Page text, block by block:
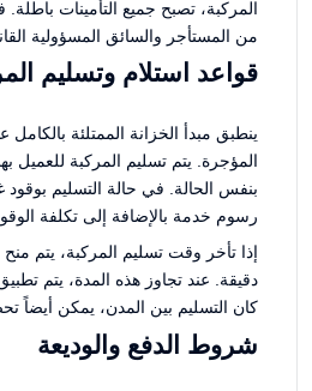
المركبة، تصبح جميع التأمينات
من المستأجر والسائق المسؤولية
قواعد استلام وتسليم
ينطبق مبدأ الخزانة الممتلئة بالكامل
المؤجرة. يتم تسليم المركبة للعميل
بنفس الحالة. في حالة التسليم
رسوم خدمة بالإضافة إلى تكلفة
دقيقة. عند تجاوز هذه المدة، يتم
كان التسليم بين المدن، يمكن أيضاً
شروط الدفع والوديعة